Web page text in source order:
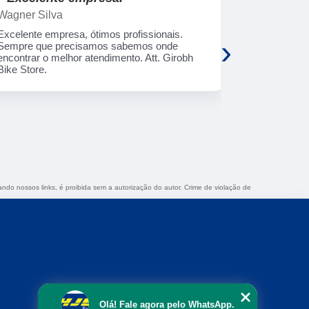
Silva
empresa, ótimos profissionais.
que precisamos sabemos onde
o melhor atendimento. Att. Girobh
Store.
›
nossos links, é proibida sem a autorização do autor. Crime de violação de
Olá! Fale agora pelo WhatsApp.